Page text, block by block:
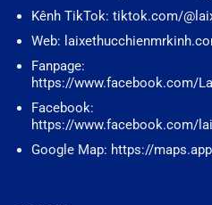
Kênh TikTok: tiktok.com/
Web:
Fanpage:
https://www.facebook.com/
Facebook:
https://www.facebook.com/
Google Map: https://